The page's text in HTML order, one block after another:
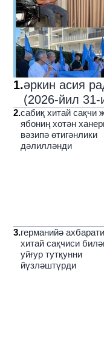
1.әркин асия
(2026-йил
2.сабиқ хитай сақчи
ябониң хотән
вәзипә өтигәнлики
дәлилләнди
3.германийә
хитай сақчиси
уйғур тутқунни
йүзләштүрди